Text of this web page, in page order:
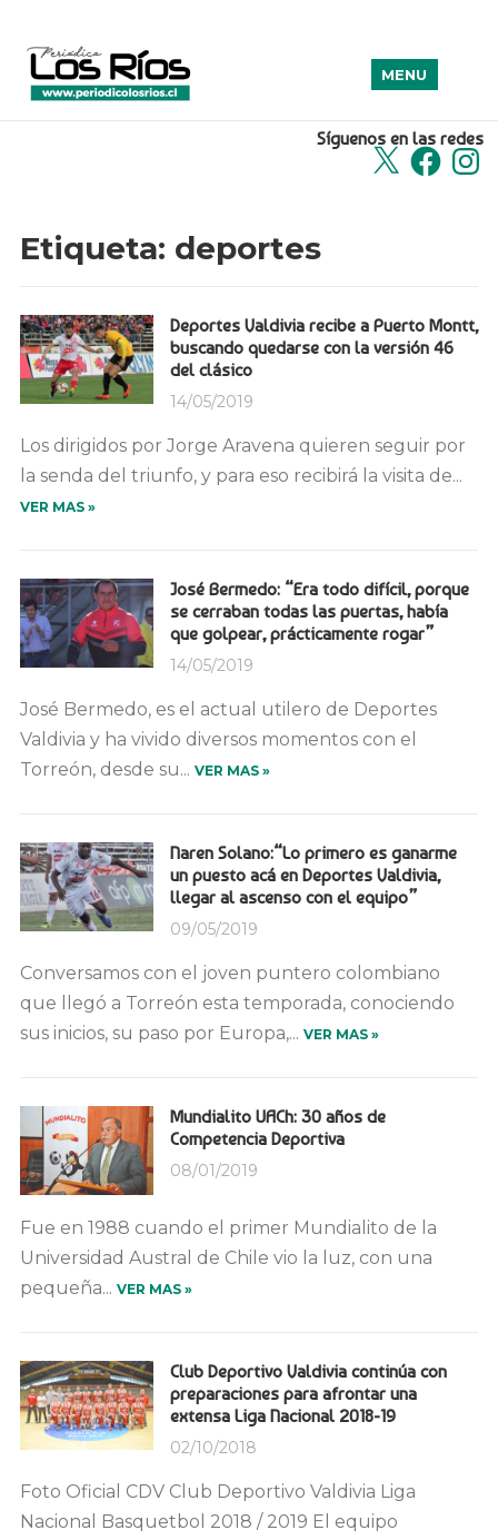
Síguenos en las redes
X Facebook
MENU
Etiqueta: deportes
Deportes Valdivia recibe a Puerto Montt,
buscando quedarse con la versión 46
del clásico
14/05/2019
Los dirigidos por Jorge Aravena quieren seguir por
la senda del triunfo, y para eso recibirá la visita de...
VER MAS »
José Bermedo: “Era todo difícil, porque
se cerraban todas las puertas, había
que golpear, prácticamente rogar”
14/05/2019
José Bermedo, es el actual utilero de Deportes
Valdivia y ha vivido diversos momentos con el
Torreón, desde su... VER MAS »
Naren Solano:“Lo primero es ganarme
un puesto acá en Deportes Valdivia,
llegar al ascenso con el equipo”
09/05/2019
Conversamos con el joven puntero colombiano
que llegó a Torreón esta temporada, conociendo
sus inicios, su paso por Europa,... VER MAS »
Mundialito UACh: 30 años de
Competencia Deportiva
08/01/2019
Fue en 1988 cuando el primer Mundialito de la
Universidad Austral de Chile vio la luz, con una
pequeña... VER MAS »
Club Deportivo Valdivia continúa con
preparaciones para afrontar una
extensa Liga Nacional 2018-19
02/10/2018
Foto Oficial CDV Club Deportivo Valdivia Liga
Nacional Basquetbol 2018 / 2019 El equipo